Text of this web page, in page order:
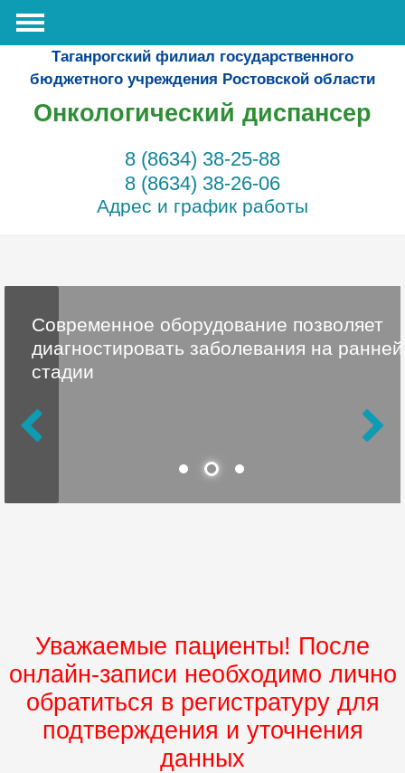
Таганрогский филиал государственного
бюджетного учреждения Ростовской области
Онкологический диспансер
8 (8634) 38-25-88
8 (8634) 38-26-06
Адрес и график работы
Современное оборудование позволяет
диагностировать заболевания на ранней
стадии
Уважаемые пациенты! После
онлайн-записи необходимо лично
обратиться в регистратуру для
подтверждения и уточнения
данных